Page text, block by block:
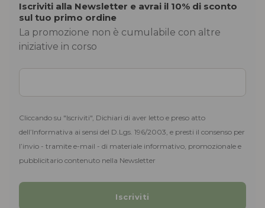
Iscriviti alla Newsletter e avrai il 10% di sconto
sul tuo primo ordine
La promozione non è cumulabile con altre
iniziative in corso
Cliccando su "Iscriviti", Dichiari di aver letto e preso atto
dell’Informativa ai sensi del D.Lgs. 196/2003, e presti il consenso per
l’invio - tramite e-mail - di materiale informativo, promozionale e
pubblicitario contenuto nella Newsletter